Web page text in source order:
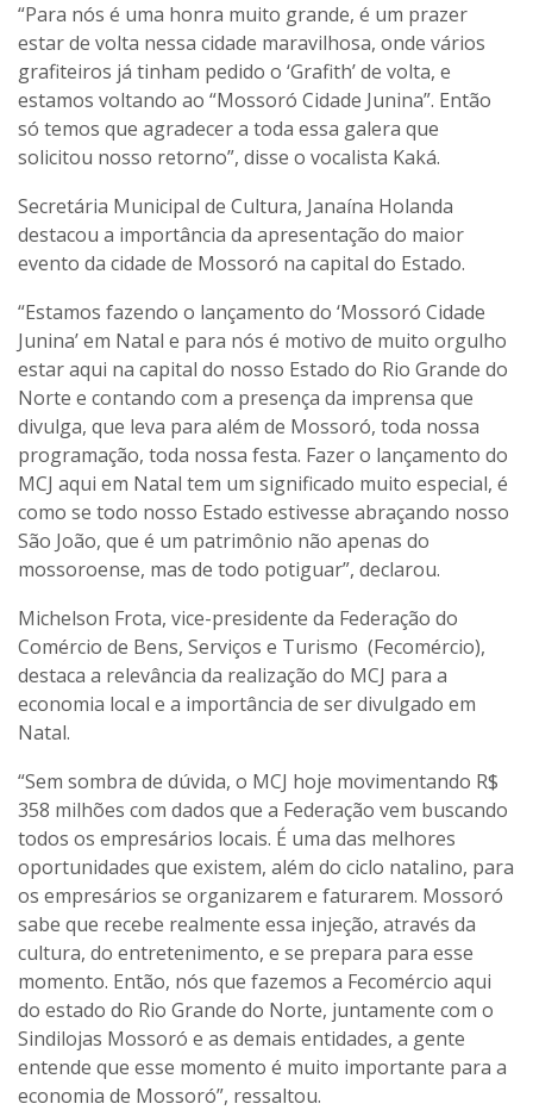
“Para nós é uma honra muito grande, é um prazer
estar de volta nessa cidade maravilhosa, onde vários
grafiteiros já tinham pedido o ‘Grafith’ de volta, e
estamos voltando ao “Mossoró Cidade Junina”. Então
só temos que agradecer a toda essa galera que
solicitou nosso retorno”, disse o vocalista Kaká.
Secretária Municipal de Cultura, Janaína Holanda
destacou a importância da apresentação do maior
evento da cidade de Mossoró na capital do Estado.
“Estamos fazendo o lançamento do ‘Mossoró Cidade
Junina’ em Natal e para nós é motivo de muito orgulho
estar aqui na capital do nosso Estado do Rio Grande do
Norte e contando com a presença da imprensa que
divulga, que leva para além de Mossoró, toda nossa
programação, toda nossa festa. Fazer o lançamento do
MCJ aqui em Natal tem um significado muito especial, é
como se todo nosso Estado estivesse abraçando nosso
São João, que é um patrimônio não apenas do
mossoroense, mas de todo potiguar”, declarou.
Michelson Frota, vice-presidente da Federação do
Comércio de Bens, Serviços e Turismo (Fecomércio),
destaca a relevância da realização do MCJ para a
economia local e a importância de ser divulgado em
Natal.
“Sem sombra de dúvida, o MCJ hoje movimentando R$
358 milhões com dados que a Federação vem buscando
todos os empresários locais. É uma das melhores
oportunidades que existem, além do ciclo natalino, para
os empresários se organizarem e faturarem. Mossoró
sabe que recebe realmente essa injeção, através da
cultura, do entretenimento, e se prepara para esse
momento. Então, nós que fazemos a Fecomércio aqui
do estado do Rio Grande do Norte, juntamente com o
Sindilojas Mossoró e as demais entidades, a gente
entende que esse momento é muito importante para a
economia de Mossoró”, ressaltou.